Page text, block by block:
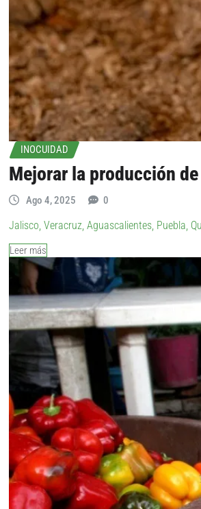
INOCUIDAD
Mejorar la producción
Ago 4, 2025 0
Jalisco, Veracruz, Aguascalientes, Puebla,
Leer más